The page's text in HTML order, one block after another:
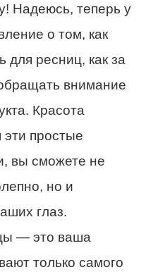
Надеюсь, теперь у
о том, как
для ресниц, как за
внимание
Красота
эти простые
вы сможете не
но и
глаз.
— это ваша
только самого